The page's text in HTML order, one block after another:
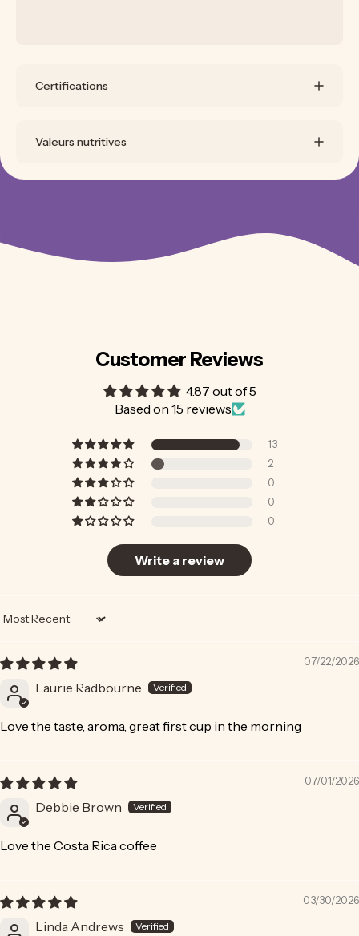
Certifications
Valeurs nutritives
Customer Reviews
4.87 out of 5
Based on 15 reviews
13
2
0
0
0
Write a review
Sort by
07/22/2026
Laurie Radbourne
Love the taste, aroma, great first cup in the morning
07/01/2026
Debbie Brown
Love the Costa Rica coffee
03/30/2026
Linda Andrews